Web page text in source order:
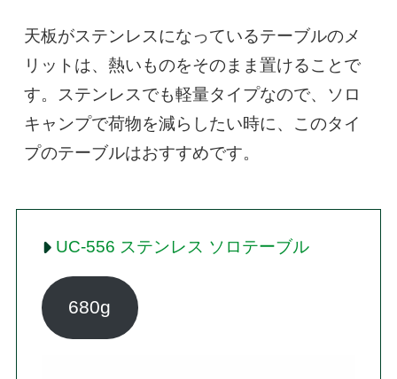
天板がステンレスになっているテーブルのメ
リットは、熱いものをそのまま置けることで
す。ステンレスでも軽量タイプなので、ソロ
キャンプで荷物を減らしたい時に、このタイ
プのテーブルはおすすめです。
UC-556 ステンレス ソロテーブル
680g